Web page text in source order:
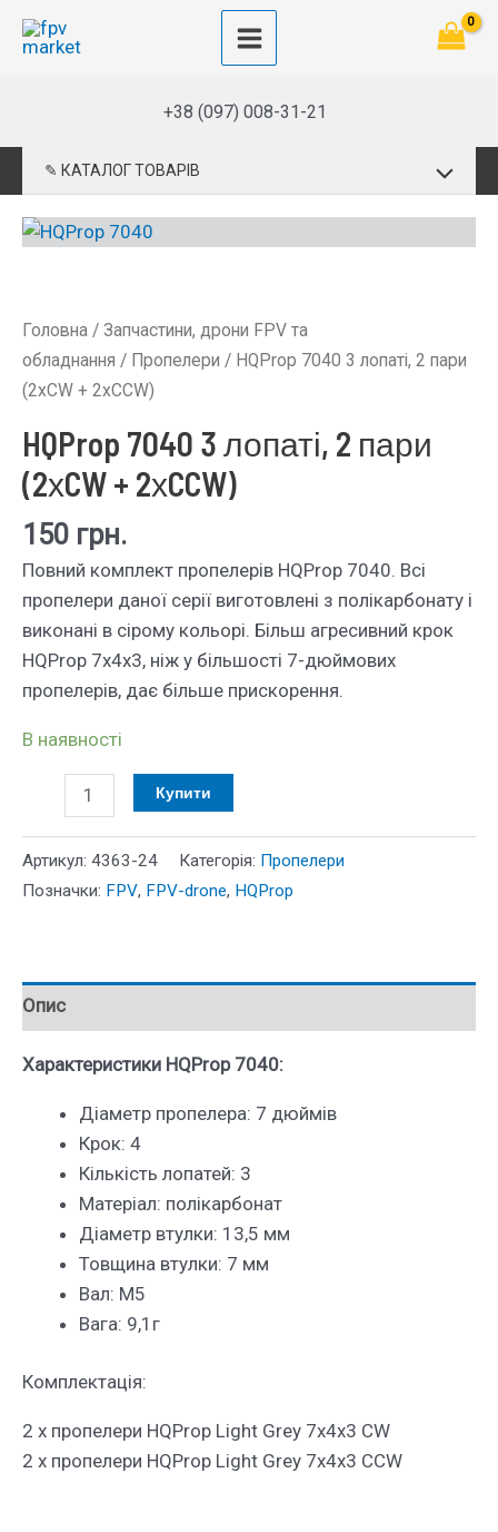
Перейти
Main
Menu
+38 (097) 008-31-21
✎ КАТАЛОГ ТОВАРІВ
Головна / Запчастини, дрони FPV та
обладнання / Пропелери / HQProp 7040 3 лопаті, 2 пари
(2хCW + 2хCCW)
HQProp 7040 3 лопаті, 2 пари
(2хCW + 2хCCW)
150 грн.
Повний комплект пропелерів HQProp 7040. Всі
пропелери даної серії виготовлені з полікарбонату і
виконані в сірому кольорі. Більш агресивний крок
HQProp 7x4x3, ніж у більшості 7-дюймових
пропелерів, дає більше прискорення.
В наявності
HQProp
7040
лопаті,
+
2хCCW)
кількість
Купити
Артикул: 4363-24 Категорія: Пропелери
Позначки: FPV, FPV-drone, HQProp
Опис
Характеристики HQProp 7040:
Діаметр пропелера: 7 дюймів
Крок: 4
Кількість лопатей: 3
Матеріал: полікарбонат
Діаметр втулки: 13,5 мм
Товщина втулки: 7 мм
Вал: M5
Вага: 9,1г
Комплектація:
2 х пропелери HQProp Light Grey 7x4x3 CW
2 х пропелери HQProp Light Grey 7x4x3 CCW